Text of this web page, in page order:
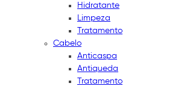
Hidratante
Limpeza
Tratamento
Cabelo
Anticaspa
Antiqueda
Tratamento